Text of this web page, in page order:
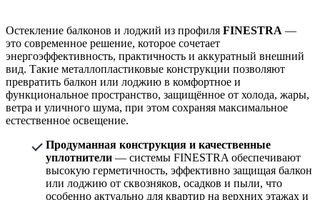
Остекление балконов и лоджий из профиля FINESTRA —
это современное решение, которое сочетает
энергоэффективность, практичность и аккуратный внешний
вид. Такие металлопластиковые конструкции позволяют
превратить балкон или лоджию в комфортное и
функциональное пространство, защищённое от холода, жары,
ветра и уличного шума, при этом сохраняя максимальное
естественное освещение.
Продуманная конструкция и качественные
уплотнители — системы FINESTRA обеспечивают
высокую герметичность, эффективно защищая балкон
или лоджию от сквозняков, осадков и пыли, что
особенно актуально для квартир на верхних этажах и